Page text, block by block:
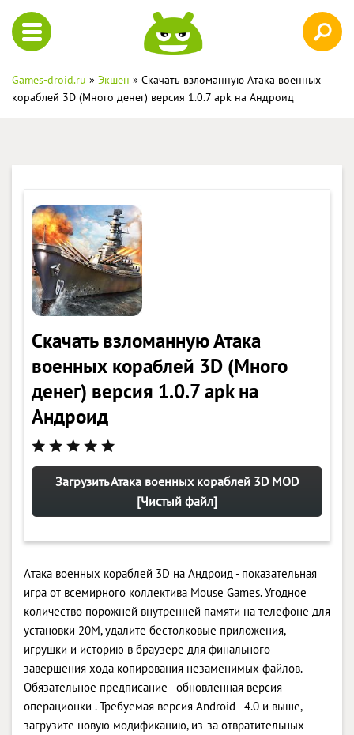
Games-droid.ru » Экшен » Скачать взломанную Атака военных
кораблей 3D (Много денег) версия 1.0.7 apk на Андроид
Скачать взломанную Атака
военных кораблей 3D (Много
денег) версия 1.0.7 apk на
Андроид
Загрузить Атака военных кораблей 3D MOD
[Чистый файл]
Атака военных кораблей 3D на Андроид - показательная
игра от всемирного коллектива Mouse Games. Угодное
количество порожней внутренней памяти на телефоне для
установки 20M, удалите бестолковые приложения,
игрушки и историю в браузере для финального
завершения хода копирования незаменимых файлов.
Обязательное предписание - обновленная версия
операционки . Требуемая версия Android - 4.0 и выше,
загрузите новую модификацию, из-за отвратительных